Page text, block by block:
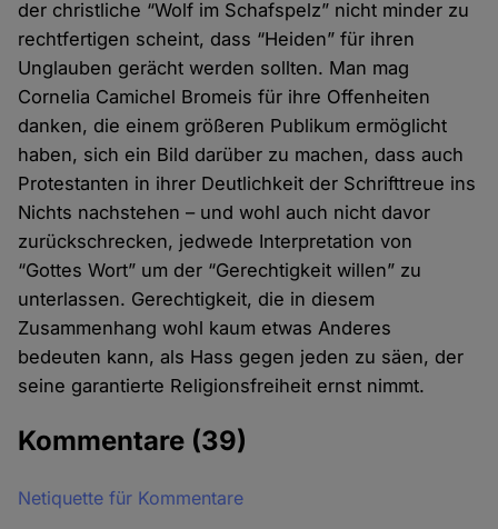
der christliche “Wolf im Schafspelz” nicht minder zu
rechtfertigen scheint, dass “Heiden” für ihren
Unglauben gerächt werden sollten. Man mag
Cornelia Camichel Bromeis für ihre Offenheiten
danken, die einem größeren Publikum ermöglicht
haben, sich ein Bild darüber zu machen, dass auch
Protestanten in ihrer Deutlichkeit der Schrifttreue ins
Nichts nachstehen – und wohl auch nicht davor
zurückschrecken, jedwede Interpretation von
“Gottes Wort” um der “Gerechtigkeit willen” zu
unterlassen. Gerechtigkeit, die in diesem
Zusammenhang wohl kaum etwas Anderes
bedeuten kann, als Hass gegen jeden zu säen, der
seine garantierte Religionsfreiheit ernst nimmt.
Kommentare (39)
Netiquette für Kommentare